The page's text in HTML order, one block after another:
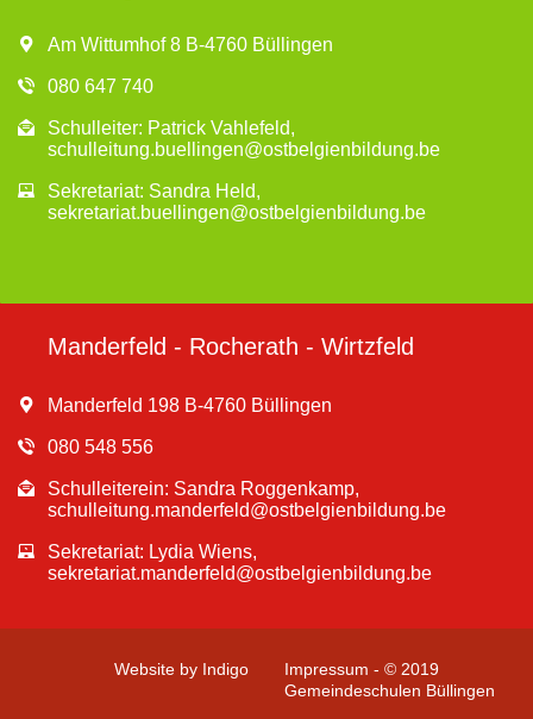
Am Wittumhof 8 B-4760 Büllingen
080 647 740
Schulleiter: Patrick Vahlefeld,
schulleitung.buellingen@ostbelgienbildung.be
Sekretariat: Sandra Held,
sekretariat.buellingen@ostbelgienbildung.be
Manderfeld - Rocherath - Wirtzfeld
Manderfeld 198 B-4760 Büllingen
080 548 556
Schulleiterein: Sandra Roggenkamp,
schulleitung.manderfeld@ostbelgienbildung.be
Sekretariat: Lydia Wiens,
sekretariat.manderfeld@ostbelgienbildung.be
Website by Indigo
Impressum - © 2019
Gemeindeschulen Büllingen